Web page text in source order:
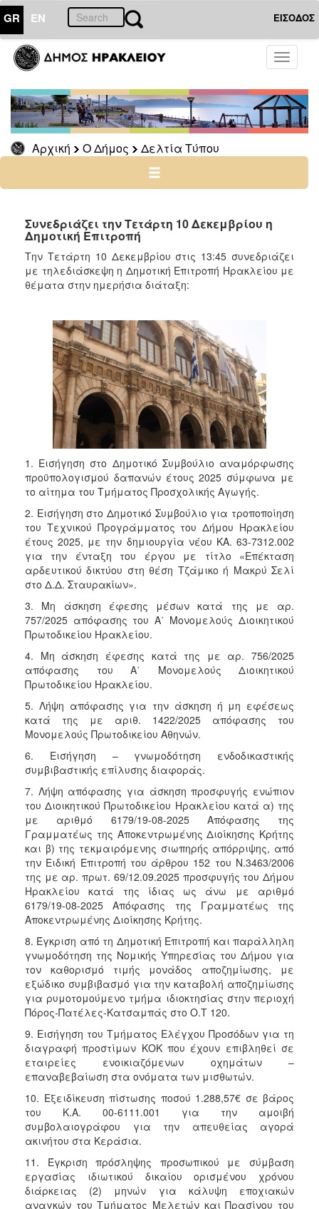
GR EN ΕΙΣΟΔΟΣ
Toggle
Αρχική Ο Δήμος Δελτία Τύπου
ΔΗΜΟΣ
Δελτία
Τύπου
Αρχείο
ΠΟΛΙΤΙΣΜΟΣ
ΑΝΘΕΚΤΙΚΗ
Συνεδριάζει την Τετάρτη 10 Δεκεμβρίου η
Δημοτική Επιτροπή
Την Τετάρτη 10 Δεκεμβρίου στις 13:45 συνεδριάζει
με τηλεδιάσκεψη η Δημοτική Επιτροπή Ηρακλείου με
θέματα στην ημερήσια διάταξη:
1. Εισήγηση στο Δημοτικό Συμβούλιο αναμόρφωσης
προϋπολογισμού δαπανών έτους 2025 σύμφωνα με
το αίτημα του Τμήματος Προσχολικής Αγωγής.
2. Εισήγηση στο Δημοτικό Συμβούλιο για τροποποίηση
του Τεχνικού Προγράμματος του Δήμου Ηρακλείου
έτους 2025, με την δημιουργία νέου ΚΑ. 63-7312.002
για την ένταξη του έργου με τίτλο «Επέκταση
αρδευτικού δικτύου στη θέση Τζάμικο ή Μακρύ Σελί
στο Δ.Δ. Σταυρακίων».
3. Μη άσκηση έφεσης μέσων κατά της με αρ.
757/2025 απόφασης του Α΄ Μονομελούς Διοικητικού
Πρωτοδικείου Ηρακλείου.
4. Μη άσκηση έφεσης κατά της με αρ. 756/2025
απόφασης του Α΄ Μονομελούς Διοικητικού
Πρωτοδικείου Ηρακλείου.
5. Λήψη απόφασης για την άσκηση ή μη εφέσεως
κατά της με αριθ. 1422/2025 απόφασης του
Μονομελούς Πρωτοδικείου Αθηνών.
6. Εισήγηση – γνωμοδότηση ενδοδικαστικής
συμβιβαστικής επίλυσης διαφοράς.
7. Λήψη απόφασης για άσκηση προσφυγής ενώπιον
του Διοικητικού Πρωτοδικείου Ηρακλείου κατά α) της
με αριθμό 6179/19-08-2025 Απόφασης της
Γραμματέως της Αποκεντρωμένης Διοίκησης Κρήτης
και β) της τεκμαιρόμενης σιωπηρής απόρριψης, από
την Ειδική Επιτροπή του άρθρου 152 του Ν.3463/2006
της με αρ. πρωτ. 69/12.09.2025 προσφυγής του Δήμου
Ηρακλείου κατά της ίδιας ως άνω με αριθμό
6179/19-08-2025 Απόφασης της Γραμματέως της
Αποκεντρωμένης Διοίκησης Κρήτης.
8. Έγκριση από τη Δημοτική Επιτροπή και παράλληλη
γνωμοδότηση της Νομικής Υπηρεσίας του Δήμου για
τον καθορισμό τιμής μονάδος αποζημίωσης, με
εξώδικο συμβιβασμό για την καταβολή αποζημίωσης
για ρυμοτομούμενο τμήμα ιδιοκτησίας στην περιοχή
Πόρος-Πατέλες-Κατσαμπάς στο Ο.Τ 120.
9. Εισήγηση του Τμήματος Ελέγχου Προσόδων για τη
διαγραφή προστίμων ΚΟΚ που έχουν επιβληθεί σε
εταιρείες ενοικιαζόμενων οχημάτων –
επαναβεβαίωση στα ονόματα των μισθωτών.
10. Εξειδίκευση πίστωσης ποσού 1.288,57€ σε βάρος
του Κ.Α. 00-6111.001 για την αμοιβή
συμβολαιογράφου για την απευθείας αγορά
ακινήτου στα Κεράσια.
11. Έγκριση πρόσληψης προσωπικού με σύμβαση
εργασίας ιδιωτικού δικαίου ορισμένου χρόνου
διάρκειας (2) μηνών για κάλυψη εποχιακών
αναγκών του Τμήματος Μελετών και Πρασίνου του